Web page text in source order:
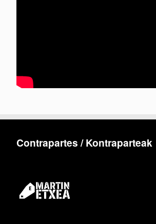
Contrapartes / Kontraparteak